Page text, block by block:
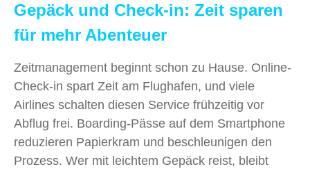
Gepäck und Check-in: Zeit sparen
für mehr Abenteuer
Zeitmanagement beginnt schon zu Hause. Online-
Check-in spart Zeit am Flughafen, und viele
Airlines schalten diesen Service frühzeitig vor
Abflug frei. Boarding-Pässe auf dem Smartphone
reduzieren Papierkram und beschleunigen den
Prozess. Wer mit leichtem Gepäck reist, bleibt